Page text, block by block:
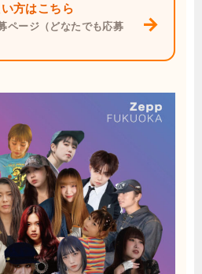
方はこちら
ページ（どなたでも応募
→